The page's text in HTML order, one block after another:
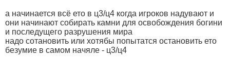
а начинается всё ето в ц3/ц4 когда игроков надувают и
они начинают собирать камни для освобождения богини
и последущего разрушения мира
надо сотановить или хотябы попытатся остановить ето
безумие в самом начяле - ц3/ц4